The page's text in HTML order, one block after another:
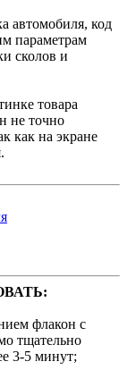
автомобиля, код
параметрам
сколов и
товара
не точно
как на экране
флакон с
тщательно
3-5 минут;